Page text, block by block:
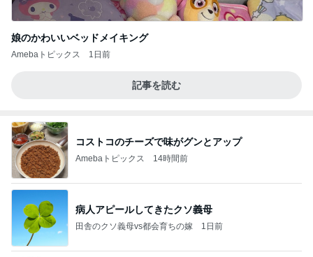
娘のかわいいベッドメイキング
Amebaトピックス 1日前
記事を読む
コストコのチーズで味がグンとアップ
Amebaトピックス 14時間前
病人アピールしてきたクソ義母
田舎のクソ義母vs都会育ちの嫁 1日前